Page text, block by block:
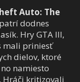
Auto: The
patrí dodnes
Hry GTA III,
mali priniesť
dielov, ktoré
namiesto
Hráči kritizovali